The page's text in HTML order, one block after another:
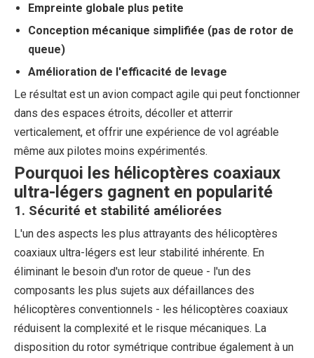
Empreinte globale plus petite
Conception mécanique simplifiée (pas de rotor de
queue)
Amélioration de l'efficacité de levage
Le résultat est un avion compact agile qui peut fonctionner
dans des espaces étroits, décoller et atterrir
verticalement, et offrir une expérience de vol agréable
même aux pilotes moins expérimentés.
Pourquoi les hélicoptères coaxiaux
ultra-légers gagnent en popularité
1. Sécurité et stabilité améliorées
L'un des aspects les plus attrayants des hélicoptères
coaxiaux ultra-légers est leur stabilité inhérente. En
éliminant le besoin d'un rotor de queue - l'un des
composants les plus sujets aux défaillances des
hélicoptères conventionnels - les hélicoptères coaxiaux
réduisent la complexité et le risque mécaniques. La
disposition du rotor symétrique contribue également à un